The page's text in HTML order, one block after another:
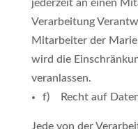
jederzeit an einen
Verarbeitung
Mitarbeiter der
wird die
veranlassen.
f) Recht auf
Jede von der